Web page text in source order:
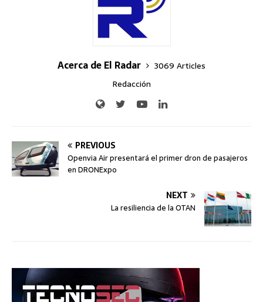
Acerca de El Radar
3069 Articles
Redacción
PREVIOUS
Openvia Air presentará el primer dron de pasajeros
en DRONExpo
NEXT
La resiliencia de la OTAN